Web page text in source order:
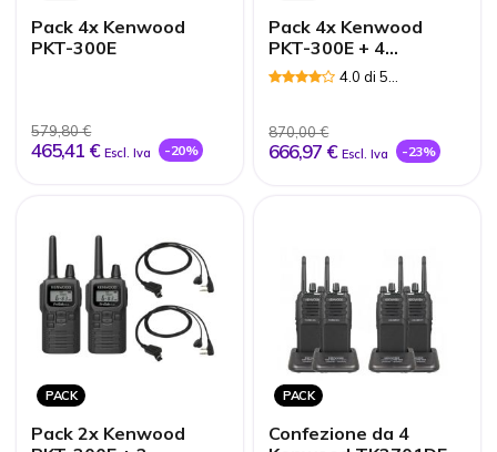
Pack 4x Kenwood
PKT-300E
579,80 €
465,41 € Escl. Iva -20%
Pack 4x Kenwood
PKT-300E + 4
auricolari con gancio
4.0 di 5
870,00 €
666,97 € Escl. Iva -23%
PACK
Pack 2x Kenwood
PACK
Confezione da 4